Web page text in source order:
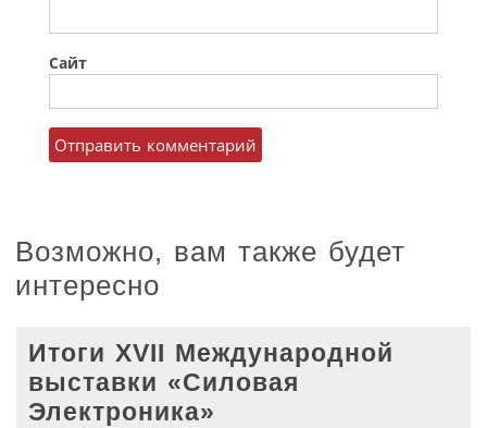
Сайт
Возможно, вам также будет
интересно
Итоги XVII Международной
выставки «Силовая
Электроника»